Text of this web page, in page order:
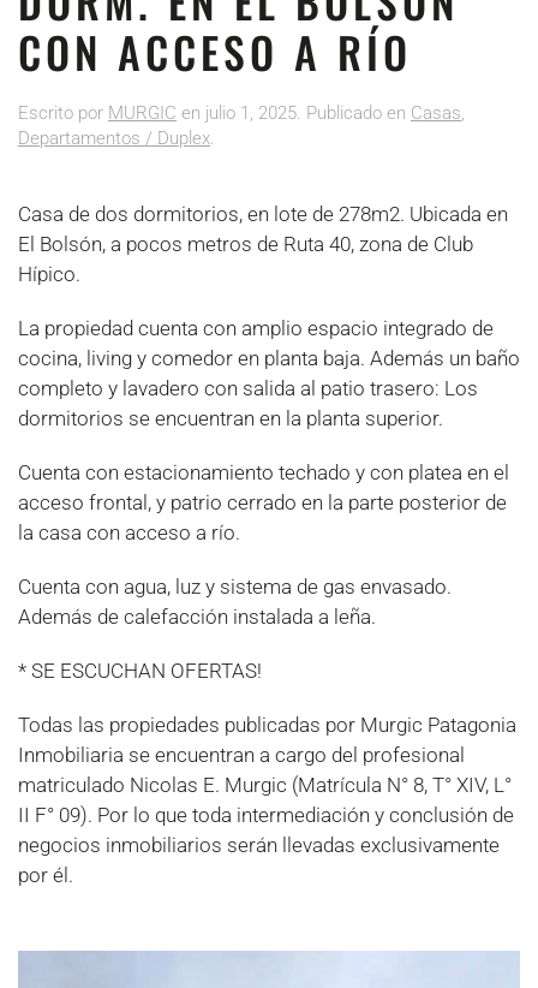
CON ACCESO A RÍO
Escrito por MURGIC en julio 1, 2025. Publicado en Casas,
Departamentos / Duplex.
Casa de dos dormitorios, en lote de 278m2. Ubicada en
El Bolsón, a pocos metros de Ruta 40, zona de Club
Hípico.
La propiedad cuenta con amplio espacio integrado de
cocina, living y comedor en planta baja. Además un baño
completo y lavadero con salida al patio trasero: Los
dormitorios se encuentran en la planta superior.
Cuenta con estacionamiento techado y con platea en el
acceso frontal, y patrio cerrado en la parte posterior de
la casa con acceso a río.
Cuenta con agua, luz y sistema de gas envasado.
Además de calefacción instalada a leña.
* SE ESCUCHAN OFERTAS!
Todas las propiedades publicadas por Murgic Patagonia
Inmobiliaria se encuentran a cargo del profesional
matriculado Nicolas E. Murgic (Matrícula N° 8, T° XIV, L°
II F° 09). Por lo que toda intermediación y conclusión de
negocios inmobiliarios serán llevadas exclusivamente
por él.